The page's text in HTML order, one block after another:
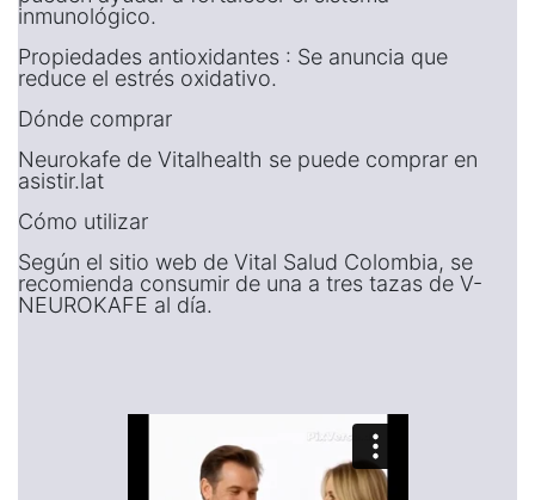
inmunológico.
Propiedades antioxidantes : Se anuncia que
reduce el estrés oxidativo.
Dónde comprar
Neurokafe de Vitalhealth se puede comprar en
asistir.lat
Cómo utilizar
Según el sitio web de Vital Salud Colombia, se
recomienda consumir de una a tres tazas de V-
NEUROKAFE al día.